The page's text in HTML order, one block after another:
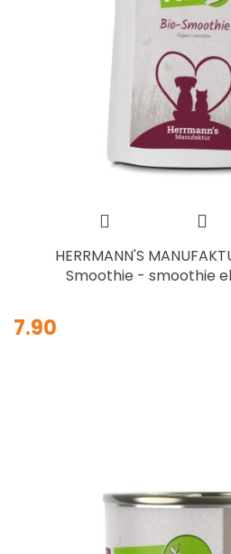
HERRMANN'S
Smoothie - smoothie
7.90